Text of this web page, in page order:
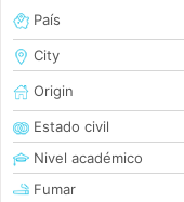
País
City
Origin
Estado civil
Nivel académico
Fumar